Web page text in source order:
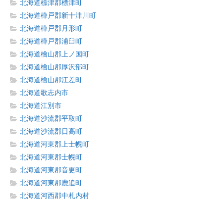
北海道標津郡標津町
北海道樺戸郡新十津川町
北海道樺戸郡月形町
北海道樺戸郡浦臼町
北海道檜山郡上ノ国町
北海道檜山郡厚沢部町
北海道檜山郡江差町
北海道歌志内市
北海道江別市
北海道沙流郡平取町
北海道沙流郡日高町
北海道河東郡上士幌町
北海道河東郡士幌町
北海道河東郡音更町
北海道河東郡鹿追町
北海道河西郡中札内村